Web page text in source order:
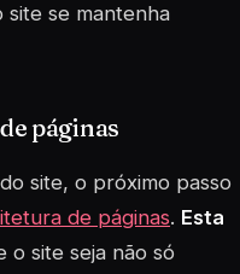
site se mantenha
páginas
site, o próximo passo
de páginas. Esta
o site seja não só